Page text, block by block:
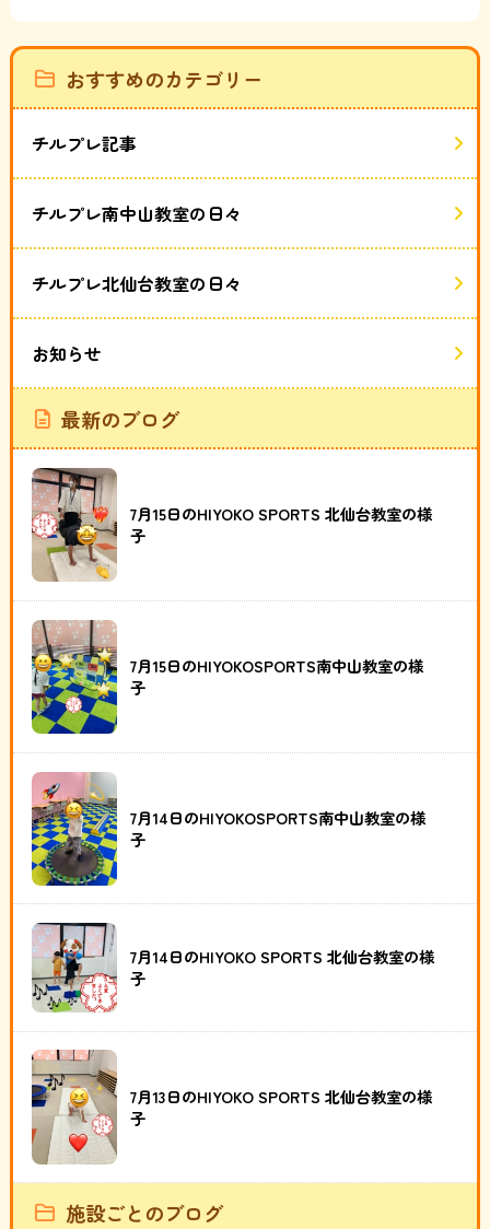
おすすめのカテゴリー
チルプレ記事
チルプレ南中山教室の日々
チルプレ北仙台教室の日々
お知らせ
最新のブログ
7月15日のHIYOKO SPORTS 北仙台教室の様
子
7月15日のHIYOKOSPORTS南中山教室の様
子
7月14日のHIYOKOSPORTS南中山教室の様
子
7月14日のHIYOKO SPORTS 北仙台教室の様
子
7月13日のHIYOKO SPORTS 北仙台教室の様
子
施設ごとのブログ